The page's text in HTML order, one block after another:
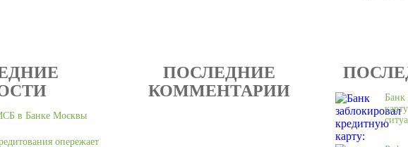
в Банке Москвы
опережает
ПОСЛЕДНИЕ
КОММЕНТАРИИ
Банк